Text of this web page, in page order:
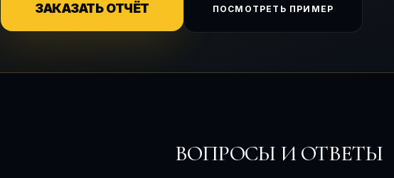
ЗАКАЗАТЬ ОТЧЁТ ПОСМОТРЕТЬ ПРИМЕР
ВОПРОСЫ И ОТВЕТЫ